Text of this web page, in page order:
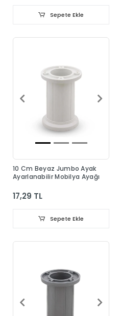
Sepete Ekle
10 Cm Beyaz Jumbo Ayak
Ayarlanabilir Mobilya Ayağı
17,29 TL
Sepete Ekle